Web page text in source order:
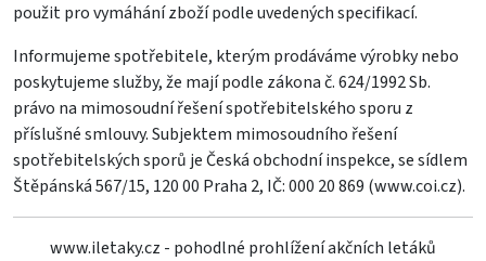
použit pro vymáhání zboží podle uvedených specifikací.
Informujeme spotřebitele, kterým prodáváme výrobky nebo
poskytujeme služby, že mají podle zákona č. 624/1992 Sb.
právo na mimosoudní řešení spotřebitelského sporu z
příslušné smlouvy. Subjektem mimosoudního řešení
spotřebitelských sporů je Česká obchodní inspekce, se sídlem
Štěpánská 567/15, 120 00 Praha 2, IČ: 000 20 869 (www.coi.cz).
www.iletaky.cz - pohodlné prohlížení akčních letáků